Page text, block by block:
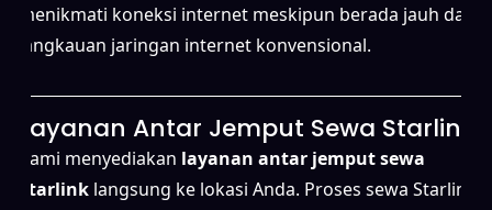
menikmati koneksi internet meskipun berada jauh dari
jangkauan jaringan internet konvensional.
Layanan Antar Jemput Sewa Starlink
Kami menyediakan layanan antar jemput sewa
Starlink langsung ke lokasi Anda. Proses sewa Starlink